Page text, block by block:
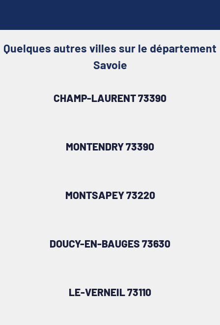
Quelques autres villes sur le département
Savoie
CHAMP-LAURENT 73390
MONTENDRY 73390
MONTSAPEY 73220
DOUCY-EN-BAUGES 73630
LE-VERNEIL 73110